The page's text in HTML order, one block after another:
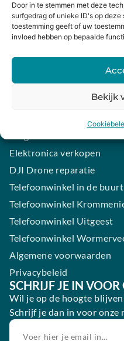
Door in te stemmen met deze
surfgedrag of unieke ID's op
toestemming geeft of uw
invloed hebben op bepaalde
Bekijk
Mijn winkelwagen
HANDIGE LINKS
Levering en retourneren
iPhone laten maken
Samsung smartphone
Elektronica verkopen
DJI Drone reparatie
Telefoonwinkel in de buurt
Telefoonwinkel
Telefoonwinkel Uitgeest
Telefoonwinkel
Algemene voorwaarden
Privacybeleid
SCHRIJF JE IN
Wil je op de hoogte
Schrijf je dan in voor onze